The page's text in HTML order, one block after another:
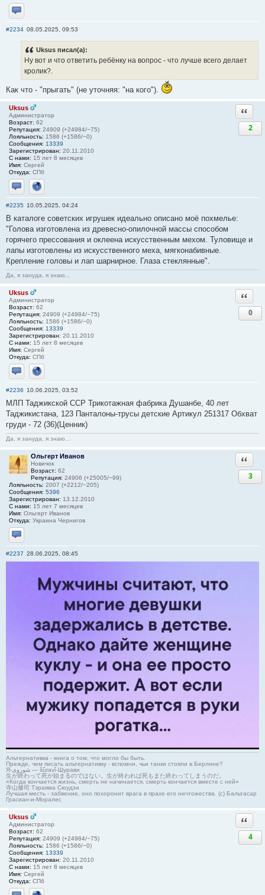
Отправить личное сообщение
#2234 08.05.2025, 09:53
Uksus писал(а):
Ну вот и что ответить ребёнку на вопрос - что лучше всего делает
кролик?.
Как что - "прыгать" (не уточняя: "на кого").
Uksus
Администратор
Возраст: 62
Репутация: 24909 (+24984/−75)
Лояльность: 1586 (+1586/−0)
Сообщения: 13339
Зарегистрирован: 20.11.2010
С нами: 15 лет 8 месяцев
Имя: Сергей
Откуда: СПб
Отправить личное сообщение
Сайт
2
#2235 10.05.2025, 04:24
В каталоге советских игрушек идеально описано моё похмелье:
"Голова изготовлена из древесно-опилочной массы способом
горячего прессования и оклеена искусственным мехом. Туловище и
лапы изготовлены из искусственного меха, мягконабивные.
Крепление головы и лап шарнирное. Глаза стеклянные".
Да, я зануда, я знаю...
Uksus
Администратор
Возраст: 62
Репутация: 24909 (+24984/−75)
Лояльность: 1586 (+1586/−0)
Сообщения: 13339
Зарегистрирован: 20.11.2010
С нами: 15 лет 8 месяцев
Имя: Сергей
Откуда: СПб
Отправить личное сообщение
Сайт
0
#2236 10.06.2025, 03:52
МЛП Таджикской ССР Трикотажная фабрика Душанбе, 40 лет
Таджикистана, 123 Панталоны-трусы детские Артикул 251317 Обхват
груди - 72 (36)(Ценник)
Да, я зануда, я знаю...
Ольгерт Иванов
Новичок
Возраст: 62
Репутация: 24906 (+25005/−99)
Лояльность: 2007 (+2212/−205)
Сообщения: 5396
Зарегистрирован: 13.12.2010
С нами: 15 лет 7 месяцев
Имя: Ольгерт Иванов
Откуда: Украина Чернигов
Отправить личное сообщение
3
#2237 28.06.2025, 08:45
Альтернативка - книга о том, что могло бы быть.
Прежде, чем писать альтернативку - вспомни, чьи танки стояли в Берлине?
Я-شوروی — šûravî-Шурави
生が終わって死が始まるのではない。生が終われば死もまた終わってしまうのだ。
«Когда кончается жизнь, смерть не начинается, смерть кончается вместе с ней»
寺山修司 Тэраяма Сюудзи
Лучшая месть - забвение, оно похоронит врага в прахе его ничтожества. (с) Бальтасар
Грасиан-и-Моралес
Uksus
Администратор
Возраст: 62
Репутация: 24909 (+24984/−75)
Лояльность: 1586 (+1586/−0)
Сообщения: 13339
Зарегистрирован: 20.11.2010
С нами: 15 лет 8 месяцев
Имя: Сергей
Откуда: СПб
4